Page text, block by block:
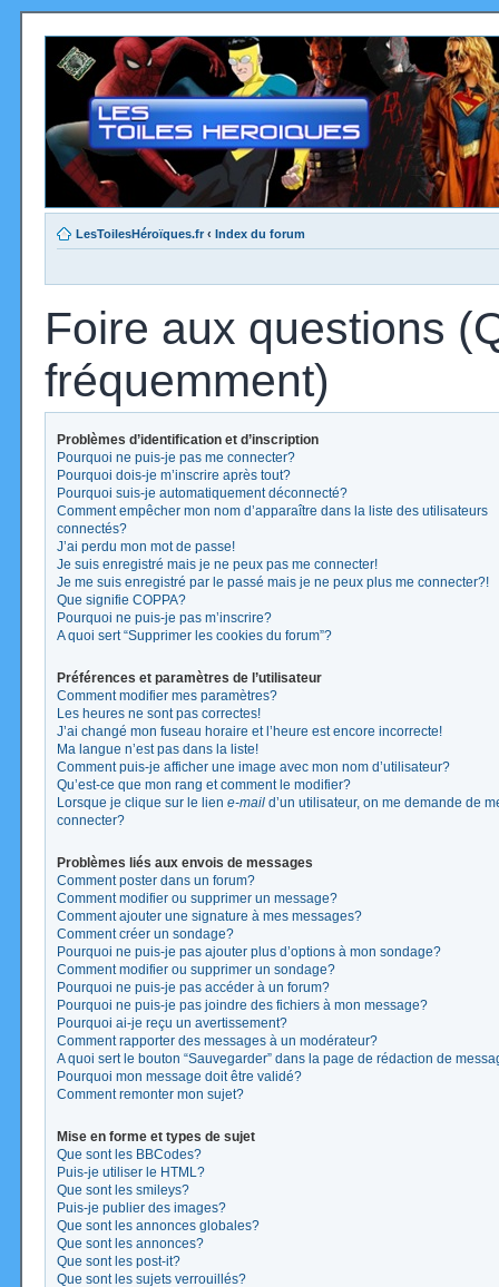
LesToilesHéroïques.fr ‹ Index du forum
Foire aux questions
fréquemment)
Problèmes d’identification et d’inscription
Pourquoi ne puis-je pas me connecter?
Pourquoi dois-je m’inscrire après tout?
Pourquoi suis-je automatiquement déconnecté?
Comment empêcher mon nom d’apparaître dans la liste des utilisateurs
connectés?
J’ai perdu mon mot de passe!
Je suis enregistré mais je ne peux pas me connecter!
Je me suis enregistré par le passé mais je ne peux plus me connecter?!
Que signifie COPPA?
Pourquoi ne puis-je pas m’inscrire?
A quoi sert “Supprimer les cookies du forum”?
Préférences et paramètres de l’utilisateur
Comment modifier mes paramètres?
Les heures ne sont pas correctes!
J’ai changé mon fuseau horaire et l’heure est encore incorrecte!
Ma langue n’est pas dans la liste!
Comment puis-je afficher une image avec mon nom d’utilisateur?
Qu’est-ce que mon rang et comment le modifier?
Lorsque je clique sur le lien e-mail d’un utilisateur, on me demande de
connecter?
Problèmes liés aux envois de messages
Comment poster dans un forum?
Comment modifier ou supprimer un message?
Comment ajouter une signature à mes messages?
Comment créer un sondage?
Pourquoi ne puis-je pas ajouter plus d’options à mon sondage?
Comment modifier ou supprimer un sondage?
Pourquoi ne puis-je pas accéder à un forum?
Pourquoi ne puis-je pas joindre des fichiers à mon message?
Pourquoi ai-je reçu un avertissement?
Comment rapporter des messages à un modérateur?
A quoi sert le bouton “Sauvegarder” dans la page de rédaction de
Pourquoi mon message doit être validé?
Comment remonter mon sujet?
Mise en forme et types de sujet
Que sont les BBCodes?
Puis-je utiliser le HTML?
Que sont les smileys?
Puis-je publier des images?
Que sont les annonces globales?
Que sont les annonces?
Que sont les post-it?
Que sont les sujets verrouillés?